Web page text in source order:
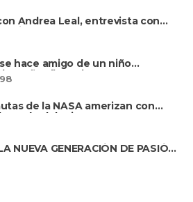
Andrea Leal, entrevista con
Cirque Du ......
hace amigo de un niño
8 años llamado ......
98
de la NASA amerizan con
del primer ......
NUEVA GENERACIÓN DE PASIÓN
II